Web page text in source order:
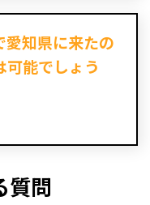
愛知県に来たの
可能でしょう
質問